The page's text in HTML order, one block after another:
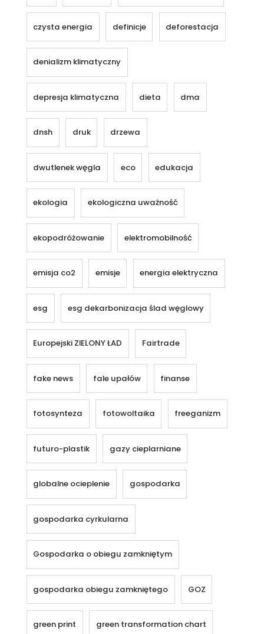
czysta energia definicje deforestacja
denializm klimatyczny
depresja klimatyczna dieta dma
dnsh druk drzewa
dwutlenek węgla eco edukacja
ekologia ekologiczna uważność
ekopodróżowanie elektromobilność
emisja co2 emisje energia elektryczna
esg esg dekarbonizacja ślad węglowy
Europejski ZIELONY ŁAD Fairtrade
fake news fale upałów finanse
fotosynteza fotowoltaika freeganizm
futuro-plastik gazy cieplarniane
globalne ocieplenie gospodarka
gospodarka cyrkularna
Gospodarka o obiegu zamkniętym
gospodarka obiegu zamkniętego GOZ
green print green transformation chart